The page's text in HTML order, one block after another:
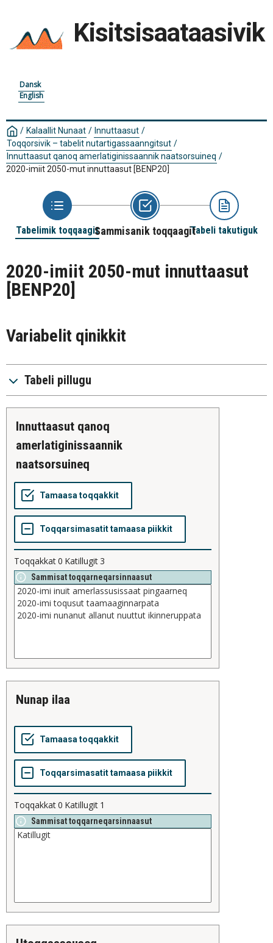
Kisitsisaataasivik
Dansk
English
/ Kalaallit Nunaat / Innuttaasut /
Toqqorsivik – tabelit nutartigassaanngitsut /
Innuttaasut qanoq amerlatiginissaannik naatsorsuineq /
2020-imiit 2050-mut innuttaasut [BENP20]
Tabelimik toqqaagitSammisanik toqqaagitTabeli takutiguk
2020-imiit 2050-mut innuttaasut
[BENP20]
Variabelit qinikkit
Tabeli pillugu
innuttaasut qanoq
amerlatiginissaannik
naatsorsuineq
Toqqakkat0 Katillugit3
Sammisat toqqarneqarsinnaasut
nunap ilaa
Toqqakkat0 Katillugit 1
Sammisat toqqarneqarsinnaasut